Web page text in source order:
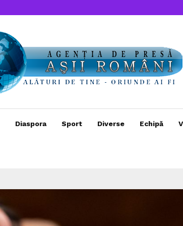
Diaspora Sport Diverse Echipă